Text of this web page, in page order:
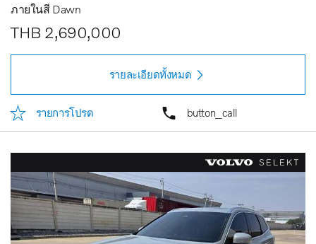
ภายในสี Dawn
THB 2,690,000
รายละเอียดทั้งหมด
รายการโปรด button_call